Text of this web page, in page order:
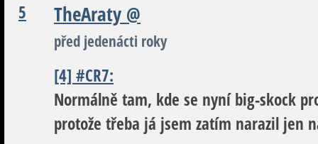
5 TheAraty @
před jedenácti roky
[4] #CR7:
Normálně tam, kde se nyní big-skock
protože třeba já jsem zatím narazil jen